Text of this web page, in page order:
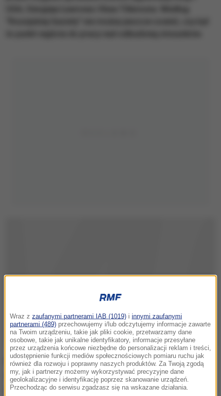
Rosyjskie dzienniki zwracają uwagę przede
wszystkim na fakt, że było to pierwsze od objęcia
władzy przez prezydenta USA Donalda Trumpa
Wraz z zaufanymi partnerami IAB (1019) i innymi zaufanymi
partnerami (489) przechowujemy i/lub odczytujemy informacje zawarte
na Twoim urządzeniu, takie jak pliki cookie, przetwarzamy dane
osobowe, takie jak unikalne identyfikatory, informacje przesyłane
przez urządzenia końcowe niezbędne do personalizacji reklam i treści,
udostępnienie funkcji mediów społecznościowych pomiaru ruchu jak
również dla rozwoju i poprawny naszych produktów. Za Twoją zgodą
my, jak i partnerzy możemy wykorzystywać precyzyjne dane
geolokalizacyjne i identyfikację poprzez skanowanie urządzeń.
Przechodząc do serwisu zgadzasz się na wskazane działania.